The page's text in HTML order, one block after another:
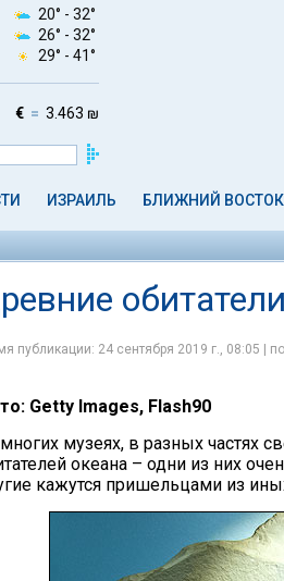
20° - 32°
26° - 32°
29° - 41°
€ 3.463 ₪
ИЗРАИЛЬ БЛИЖНИЙ ВОСТОК
публикации: 24 сентября 2019 г., 08:05 |
Getty Images, Flash90
музеях, в разных частях
океана – одни из них
кажутся пришельцами из